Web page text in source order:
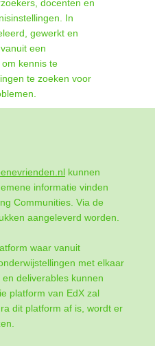
kunnen
informatie vinden
Communities. Via de
aangeleverd worden.
waar vanuit
met elkaar
deliverables kunnen
platform van EdX zal
dit platform af is, wordt er
docenten en
In
gewerkt en
een
kennis te
te zoeken voor